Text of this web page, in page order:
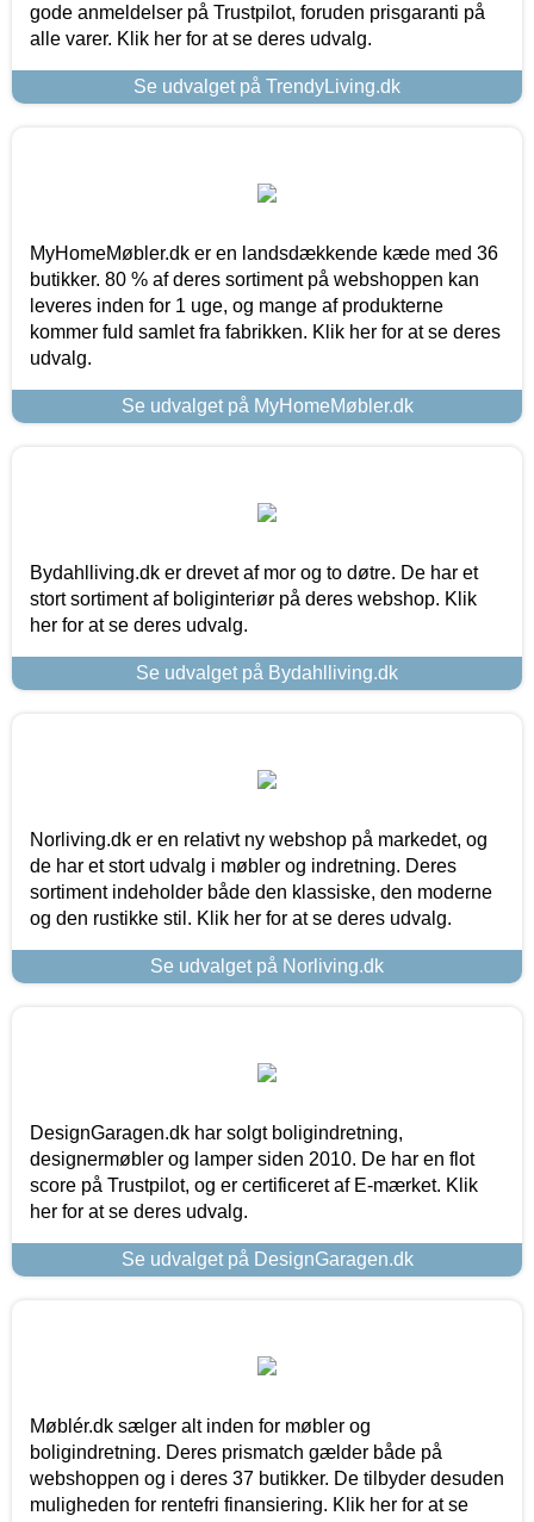
gode anmeldelser på Trustpilot, foruden prisgaranti på
alle varer. Klik her for at se deres udvalg.
Se udvalget på TrendyLiving.dk
MyHomeMøbler.dk er en landsdækkende kæde med 36
butikker. 80 % af deres sortiment på webshoppen kan
leveres inden for 1 uge, og mange af produkterne
kommer fuld samlet fra fabrikken. Klik her for at se deres
udvalg.
Se udvalget på MyHomeMøbler.dk
Bydahlliving.dk er drevet af mor og to døtre. De har et
stort sortiment af boliginteriør på deres webshop. Klik
her for at se deres udvalg.
Se udvalget på Bydahlliving.dk
Norliving.dk er en relativt ny webshop på markedet, og
de har et stort udvalg i møbler og indretning. Deres
sortiment indeholder både den klassiske, den moderne
og den rustikke stil. Klik her for at se deres udvalg.
Se udvalget på Norliving.dk
DesignGaragen.dk har solgt boligindretning,
designermøbler og lamper siden 2010. De har en flot
score på Trustpilot, og er certificeret af E-mærket. Klik
her for at se deres udvalg.
Se udvalget på DesignGaragen.dk
Møblér.dk sælger alt inden for møbler og
boligindretning. Deres prismatch gælder både på
webshoppen og i deres 37 butikker. De tilbyder desuden
muligheden for rentefri finansiering. Klik her for at se